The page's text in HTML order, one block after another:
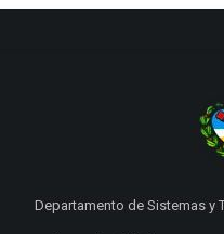
Departamento de Sistemas y